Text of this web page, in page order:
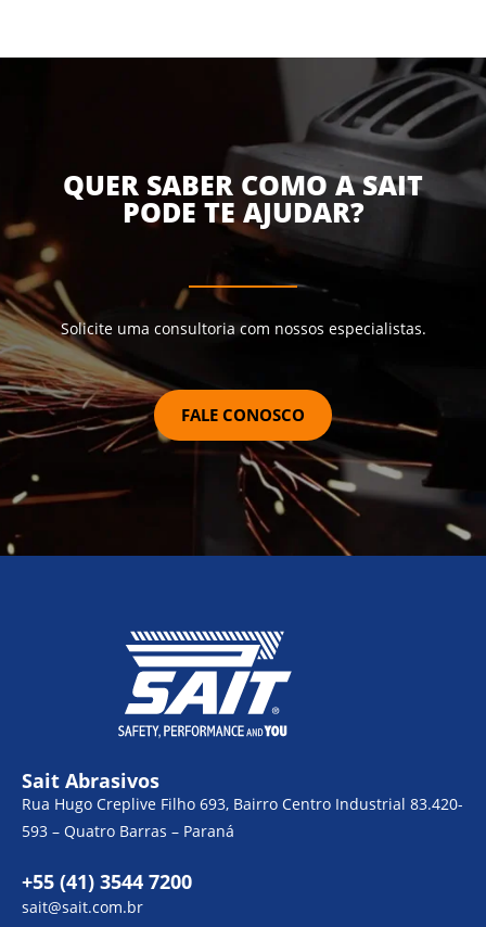
QUER SABER COMO A SAIT
PODE TE AJUDAR?
Solicite uma consultoria com nossos especialistas.
FALE CONOSCO
Sait Abrasivos
Rua Hugo Creplive Filho 693, Bairro Centro Industrial 83.420-
593 – Quatro Barras – Paraná
+55 (41) 3544 7200
sait@sait.com.br